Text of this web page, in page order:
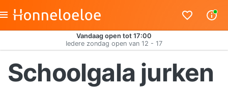
Vandaag open tot 17:00
Iedere zondag open van 12 - 17
Schoolgala jurken